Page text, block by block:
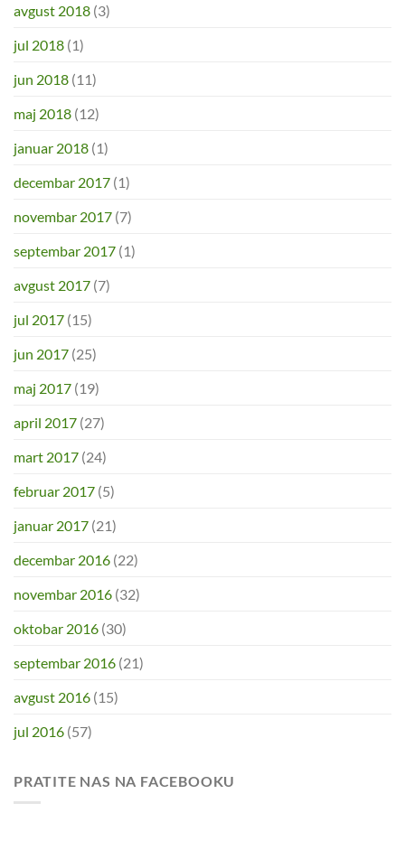
avgust 2018 (3)
jul 2018 (1)
jun 2018 (11)
maj 2018 (12)
januar 2018 (1)
decembar 2017 (1)
novembar 2017 (7)
septembar 2017 (1)
avgust 2017 (7)
jul 2017 (15)
jun 2017 (25)
maj 2017 (19)
april 2017 (27)
mart 2017 (24)
februar 2017 (5)
januar 2017 (21)
decembar 2016 (22)
novembar 2016 (32)
oktobar 2016 (30)
septembar 2016 (21)
avgust 2016 (15)
jul 2016 (57)
PRATITE NAS NA FACEBOOKU